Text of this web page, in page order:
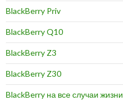
BlackBerry Priv
BlackBerry Q10
BlackBerry Z3
BlackBerry Z30
BlackBerry на все случаи жизни